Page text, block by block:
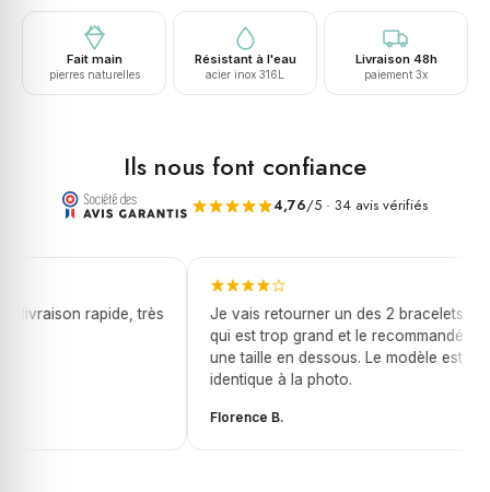
Fait main
pierres naturelles
Résistant à l'eau
acier inox 316L
Livraison 48h
paiement 3x
Ils nous font confiance
4,76/5 · 34 avis vérifiés
livraison rapide, très
Je vais retourner un des 2 bracelets
qui est trop grand et le recommandé
une taille en dessous. Le modèle est
identique à la photo.
Florence B.